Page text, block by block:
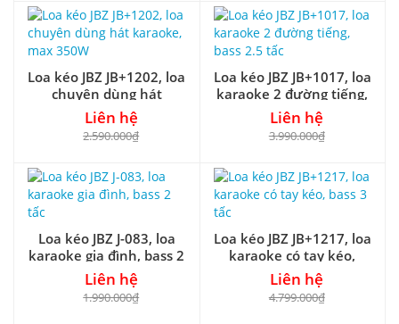
Loa kéo JBZ JB+1202, loa
chuyên dùng hát
karaoke, max 350W
Liên hệ
2.590.000₫
Loa kéo JBZ JB+1017, loa
karaoke 2 đường tiếng,
bass 2.5 tấc
Liên hệ
3.990.000₫
Loa kéo JBZ J-083, loa
karaoke gia đình, bass 2
tấc
Liên hệ
1.990.000₫
Loa kéo JBZ JB+1217, loa
karaoke có tay kéo,
bass 3 tấc
Liên hệ
4.799.000₫